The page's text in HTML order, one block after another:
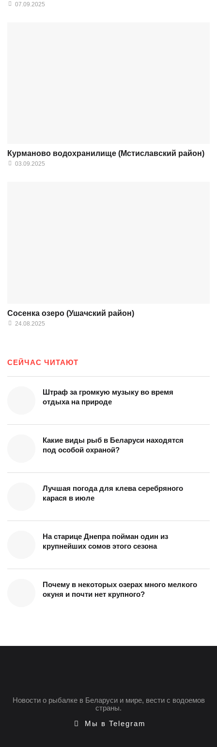
07.09.2025
Курманово водохранилище (Мстиславский район)
03.09.2025
Сосенка озеро (Ушачский район)
24.08.2025
СЕЙЧАС ЧИТАЮТ
Штраф за громкую музыку во время
отдыха на природе
Какие виды рыб в Беларуси находятся
под особой охраной?
Лучшая погода для клева серебряного
карася в июле
На старице Днепра пойман один из
крупнейших сомов этого сезона
Почему в некоторых озерах много мелкого
окуня и почти нет крупного?
Новости о рыбалке в Беларуси и мире, вести с водоемов
страны.
Мы в Telegram